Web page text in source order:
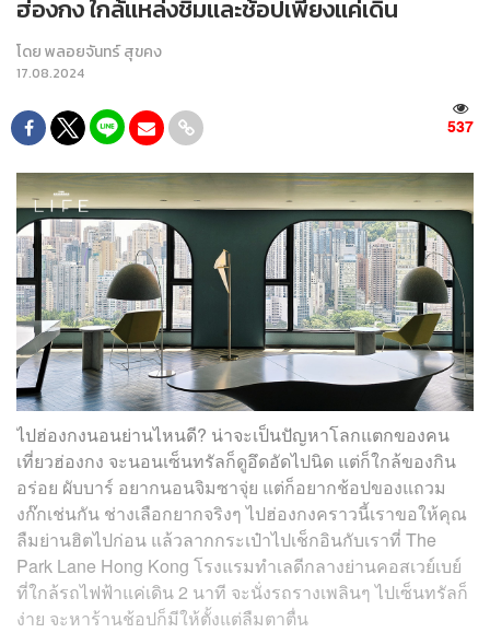
ฮ่องกง ใกล้แหล่งชิมและช้อปเพียงแค่เดิน
โดยพลอยจันทร์ สุขคง
17.08.2024
537
ไปฮ่องกงนอนย่านไหนดี? น่าจะเป็นปัญหาโลกแตกของคน
เที่ยวฮ่องกง จะนอนเซ็นทรัลก็ดูอึดอัดไปนิด แต่ก็ใกล้ของกิน
อร่อย ผับบาร์ อยากนอนจิมซาจุ่ย แต่ก็อยากช้อปของแถวม
งก๊กเช่นกัน ช่างเลือกยากจริงๆ ไปฮ่องกงคราวนี้เราขอให้คุณ
ลืมย่านฮิตไปก่อน แล้วลากกระเป๋าไปเช็กอินกับเราที่ The
Park Lane Hong Kong โรงแรมทำเลดีกลางย่านคอสเวย์เบย์
ที่ใกล้รถไฟฟ้าแค่เดิน 2 นาที จะนั่งรถรางเพลินๆ ไปเซ็นทรัลก็
ง่าย จะหาร้านช้อปก็มีให้ตั้งแต่ลืมตาตื่น